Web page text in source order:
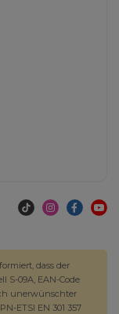
dass der
S-09A, EAN-Code
unerwünschter
ETSI EN 301 357